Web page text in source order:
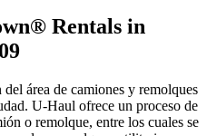
Rentals in
área de camiones y remolques
U-Haul ofrece un proceso de
o remolque, entre los cuales se